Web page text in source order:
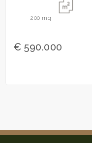
200 mq
€ 590.000